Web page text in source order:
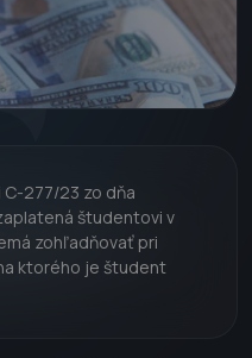
277/23 zo dňa
študentovi v
zohľadňovať pri
ktorého je študent